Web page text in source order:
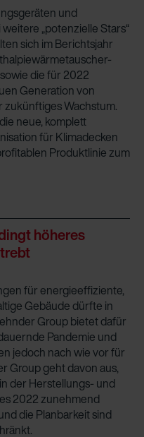
und
„potenzielle Stars“
sich im Berichtsjahr
die für 2022
Generation von
Wachstum.
neue, komplett
für Klimadecken
Produktlinie zum
höheres
für energieeffiziente,
Gebäude dürfte in
Group bietet dafür
Pandemie und
jedoch nach wie vor für
Group geht davon aus,
der Herstellungs- und
2022 zunehmend
die Planbarkeit sind